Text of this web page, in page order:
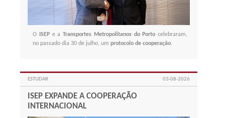
O ISEPe a Transportes Metropolitanos do Porto celebraram,
no passado dia 30 de julho, um protocolo de cooperação.
ESTUDAR 03-08-2026
ISEP EXPANDE A COOPERAÇÃO
INTERNACIONAL